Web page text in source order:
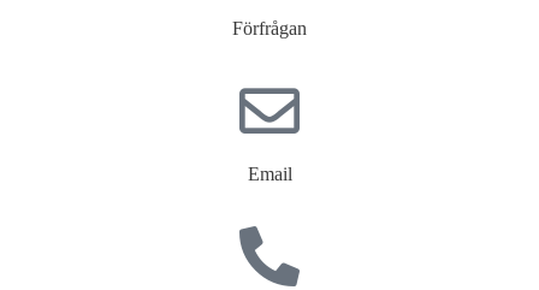
Förfrågan
Email